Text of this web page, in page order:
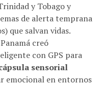
de alerta temprana
que salvan vidas.
creó
con GPS para
sensorial
emocional en entornos